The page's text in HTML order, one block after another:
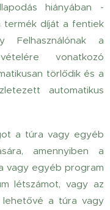
hiányában -
termék díját a fentiek
a
vonatkozó
törlődik és a
automatikus
a túra vagy egyéb
amennyiben a
vagy egyéb program
létszámot, vagy az
lehetővé a túra vagy